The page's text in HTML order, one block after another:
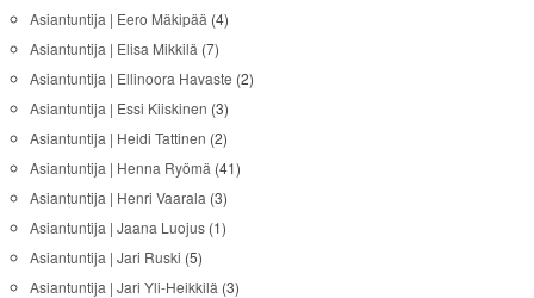
Asiantuntija | Eero Mäkipää (4)
Asiantuntija | Elisa Mikkilä (7)
Asiantuntija | Ellinoora Havaste (2)
Asiantuntija | Essi Kiiskinen (3)
Asiantuntija | Heidi Tattinen (2)
Asiantuntija | Henna Ryömä (41)
Asiantuntija | Henri Vaarala (3)
Asiantuntija | Jaana Luojus(1)
Asiantuntija | Jari Ruski (5)
Asiantuntija | Jari Yli-Heikkilä (3)